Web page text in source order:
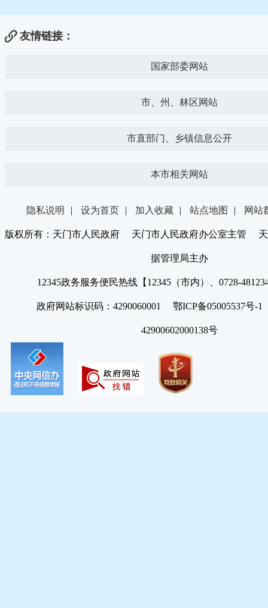
友情链接：
国家部委网站
市、州、林区网站
市直部门、乡镇信息公开
本市相关网站
隐私说明 | 设为首页 | 加入收藏 | 站点地图 | 网站
版权所有：天门市人民政府 天门市人民政府办公室主管 天
据管理局主办
12345政务服务便民热线【12345（市内）、0728-
政府网站标识码：4290060001 鄂ICP备05005537号
42900602000138号